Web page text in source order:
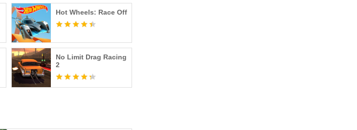
Hot Wheels: Race Off
No Limit Drag Racing
2